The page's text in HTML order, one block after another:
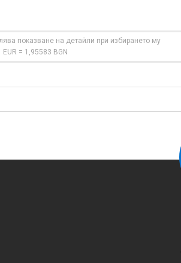
показване на детайли при избирането му
= 1,95583 BGN